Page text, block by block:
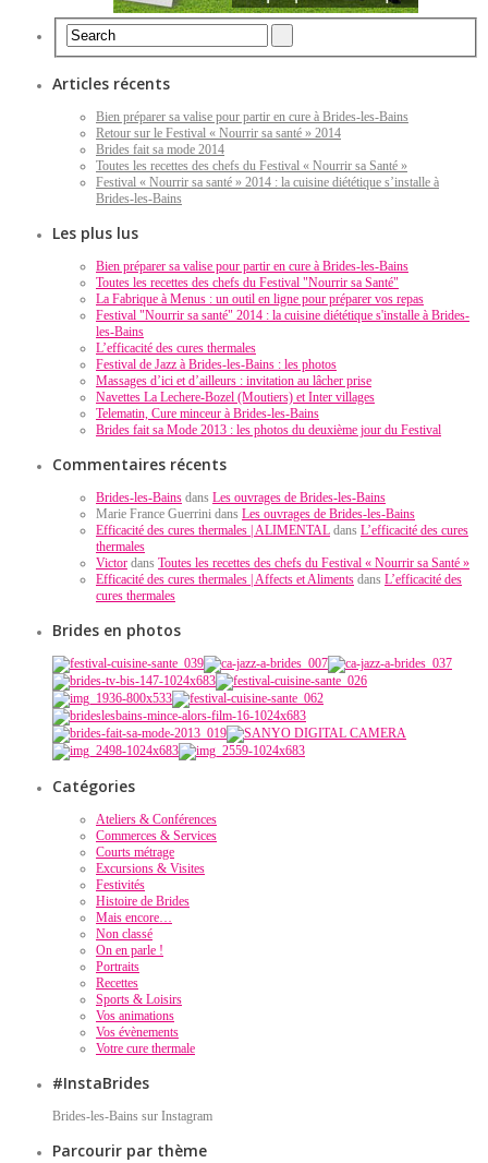
Articles récents
Bien préparer sa valise pour partir en cure à Brides-les-Bains
Retour sur le Festival « Nourrir sa santé » 2014
Brides fait sa mode 2014
Toutes les recettes des chefs du Festival « Nourrir sa Santé »
Festival « Nourrir sa santé » 2014 : la cuisine diététique s’installe à
Brides-les-Bains
Les plus lus
Bien préparer sa valise pour partir en cure à Brides-les-Bains
Toutes les recettes des chefs du Festival "Nourrir sa Santé"
La Fabrique à Menus : un outil en ligne pour préparer vos repas
Festival "Nourrir sa santé" 2014 : la cuisine diététique s'installe à Brides-
les-Bains
L’efficacité des cures thermales
Festival de Jazz à Brides-les-Bains : les photos
Massages d’ici et d’ailleurs : invitation au lâcher prise
Navettes La Lechere-Bozel (Moutiers) et Inter villages
Telematin, Cure minceur à Brides-les-Bains
Brides fait sa Mode 2013 : les photos du deuxième jour du Festival
Commentaires récents
Brides-les-Bains dans Les ouvrages de Brides-les-Bains
Marie France Guerrini dans Les ouvrages de Brides-les-Bains
Efficacité des cures thermales | ALIMENTAL dans L’efficacité des cures
thermales
Victor dans Toutes les recettes des chefs du Festival « Nourrir sa Santé »
Efficacité des cures thermales | Affects et Aliments dans L’efficacité des
cures thermales
Brides en photos
Catégories
Ateliers & Conférences
Commerces & Services
Courts métrage
Excursions & Visites
Festivités
Histoire de Brides
Mais encore…
Non classé
On en parle !
Portraits
Recettes
Sports & Loisirs
Vos animations
Vos évènements
Votre cure thermale
#InstaBrides
Brides-les-Bains sur Instagram
Parcourir par thème